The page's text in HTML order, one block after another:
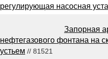
регулирующая насосная
Запорная
нефтегазового фонтана на
устьем // 81521